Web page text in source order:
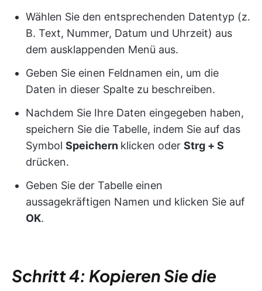
Wählen Sie den entsprechenden Datentyp (z.
B. Text, Nummer, Datum und Uhrzeit) aus
dem ausklappenden Menü aus.
Geben Sie einen Feldnamen ein, um die
Daten in dieser Spalte zu beschreiben.
Nachdem Sie Ihre Daten eingegeben haben,
speichern Sie die Tabelle, indem Sie auf das
Symbol Speichern klicken oder Strg + S
drücken.
Geben Sie der Tabelle einen
aussagekräftigen Namen und klicken Sie auf
OK.
Schritt 4: Kopieren Sie die